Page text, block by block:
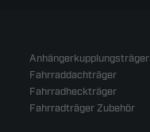
Anhängerkupplungsträger
Fahrraddachträger
Fahrradheckträger
Fahrradträger Zubehör